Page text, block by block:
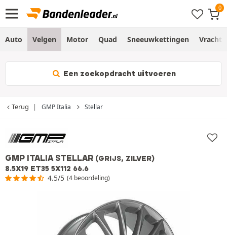
Auto Velgen Motor Quad Sneeuwkettingen
Een zoekopdracht uitvoeren
Terug GMP Italia Stellar
GMP ITALIA STELLAR (GRIJS, ZILVER)
8.5X19 ET35 5X112 66.6
4.5/5 (4 beoordeling)